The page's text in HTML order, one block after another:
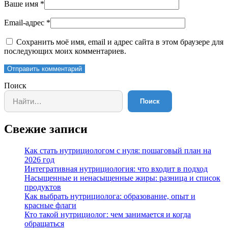
Ваше имя *
Email-адрес *
Сохранить моё имя, email и адрес сайта в этом браузере для
последующих моих комментариев.
Отправить комментарий
Поиск
Поиск
Свежие записи
Как стать нутрициологом с нуля: пошаговый план на
2026 год
Интегративная нутрициология: что входит в подход
Насыщенные и ненасыщенные жиры: разница и список
продуктов
Как выбрать нутрициолога: образование, опыт и
красные флаги
Кто такой нутрициолог: чем занимается и когда
обращаться